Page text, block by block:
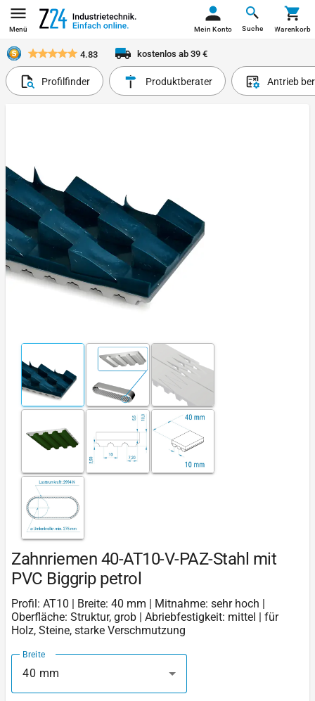
Menü Suche
Mein Konto Warenkorb
4.83 kostenlos ab 39 €
Profilfinder Produktberater Antrieb
Zahnriemen 40-AT10-V-PAZ-Stahl mit
PVC Biggrip petrol
Profil: AT10 | Breite: 40 mm | Mitnahme: sehr hoch |
Oberfläche: Struktur, grob | Abriebfestigkeit: mittel | für
Holz, Steine, starke Verschmutzung
Breite
40 mm